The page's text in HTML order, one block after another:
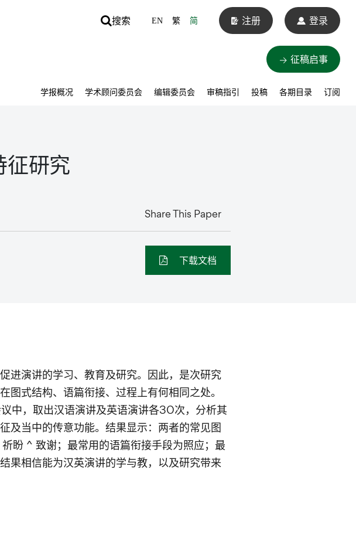
搜索 EN 繁 简 注册 登录
征稿启事
学报概况 学术顾问委员会 编辑委员会 审稿指引 投稿 各期目录 订阅
征研究
Share This Paper
下载文档
进演讲的学习、教育及研究。因此，是次研究
式结构、语篇衔接、过程上有何相同之处。
中，取出汉语演讲及英语演讲各30次，分析其
及当中的传意功能。结果显示：两者的常见图
盼 ^ 致谢；最常用的语篇衔接手段为照应；最
果相信能为汉英演讲的学与教，以及研究带来